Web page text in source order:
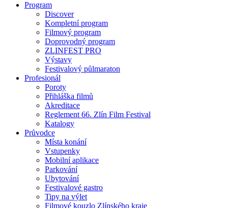
Program
Discover
Kompletní program
Filmový program
Doprovodný program
ZLINFEST PRO
Výstavy
Festivalový půlmaraton
Profesionál
Poroty
Přihláška filmů
Akreditace
Reglement 66. Zlín Film Festival
Katalogy
Průvodce
Místa konání
Vstupenky
Mobilní aplikace
Parkování
Ubytování
Festivalové gastro
Tipy na výlet
Filmové kouzlo Zlínského kraje